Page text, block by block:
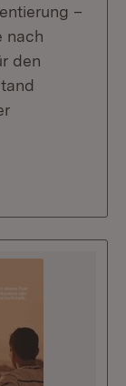
–
nach
den